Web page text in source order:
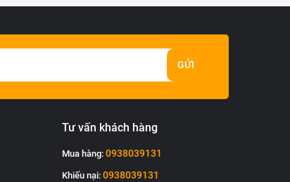
GỬI
Tư vấn khách hàng
Mua hàng:0938039131
Khiếu nại:0938039131